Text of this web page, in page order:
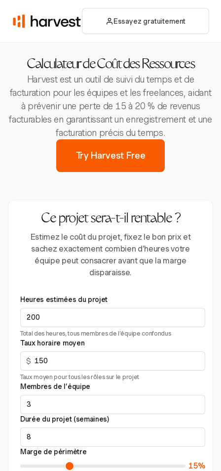
Essayez gratuitement
Calculateur de Coût des Ressources
Harvest est un outil de suivi du temps et de
facturation pour les équipes et les freelances, aidant
à prévenir une perte de 15 à 20 % de revenus
facturables en garantissant un enregistrement et une
facturation précis du temps.
Try Harvest Free
Ce projet sera-t-il rentable ?
Estimez le coût du projet, fixez le bon prix et
sachez exactement combien d’heures votre
équipe peut consacrer avant que la marge
disparaisse.
Heures estimées du projet
Total des heures, tous membres de l’équipe confondus
Taux horaire moyen
$
Taux moyen pour tous les rôles sur le projet
Membres de l’équipe
Durée du projet (semaines)
Marge de périmètre
15%